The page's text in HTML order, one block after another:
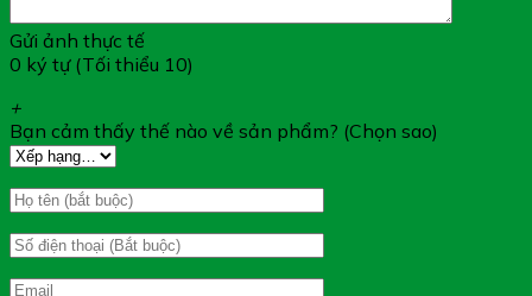
Đối Tượng Sử Dụng NMN12000 Plus
Người trưởng thành
Gửi ảnh thực tế
0 ký tự (Tối thiểu 10)
+
Bạn cảm thấy thế nào về sản phẩm? (Chọn sao)